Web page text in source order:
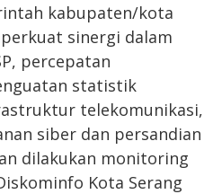
kabupaten/kota
sinergi dalam
percepatan
statistik
telekomunikasi,
siber dan persandian
dilakukan monitoring
Kota Serang